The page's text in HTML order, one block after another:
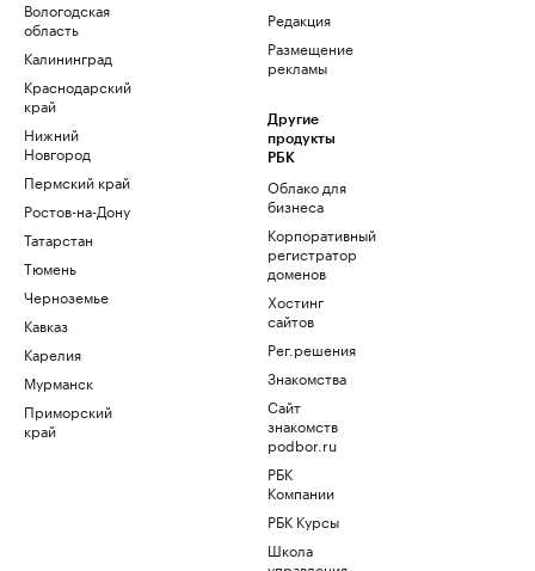
Вологодская
область
Калининград
Краснодарский
край
Нижний
Новгород
Пермский край
Ростов-на-Дону
Татарстан
Тюмень
Черноземье
Кавказ
Карелия
Мурманск
Приморский
край
Редакция
Размещение
рекламы
Другие
продукты
РБК
Облако для
бизнеса
Корпоративный
регистратор
доменов
Хостинг
сайтов
Рег.решения
Знакомства
Сайт
знакомств
podbor.ru
РБК
Компании
РБК Курсы
Школа